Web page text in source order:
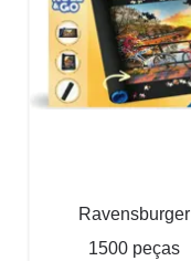
Ravensburger
1500 peças